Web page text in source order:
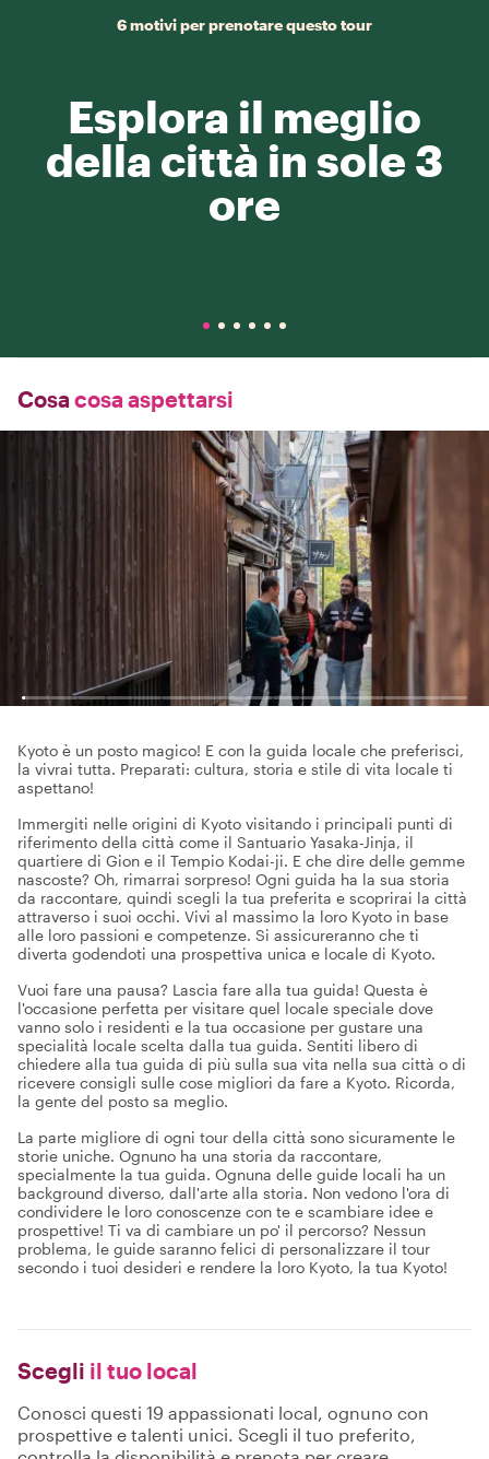
6 motivi per prenotare questo tour
Esplora il meglio
della città in sole 3
ore
Cosa cosa aspettarsi
Kyoto è un posto magico! E con la guida locale che preferisci,
la vivrai tutta. Preparati: cultura, storia e stile di vita locale ti
aspettano!
Immergiti nelle origini di Kyoto visitando i principali punti di
riferimento della città come il Santuario Yasaka-Jinja, il
quartiere di Gion e il Tempio Kodai-ji. E che dire delle gemme
nascoste? Oh, rimarrai sorpreso! Ogni guida ha la sua storia
da raccontare, quindi scegli la tua preferita e scoprirai la città
attraverso i suoi occhi. Vivi al massimo la loro Kyoto in base
alle loro passioni e competenze. Si assicureranno che ti
diverta godendoti una prospettiva unica e locale di Kyoto.
Vuoi fare una pausa? Lascia fare alla tua guida! Questa è
l'occasione perfetta per visitare quel locale speciale dove
vanno solo i residenti e la tua occasione per gustare una
specialità locale scelta dalla tua guida. Sentiti libero di
chiedere alla tua guida di più sulla sua vita nella sua città o di
ricevere consigli sulle cose migliori da fare a Kyoto. Ricorda,
la gente del posto sa meglio.
La parte migliore di ogni tour della città sono sicuramente le
storie uniche. Ognuno ha una storia da raccontare,
specialmente la tua guida. Ognuna delle guide locali ha un
background diverso, dall'arte alla storia. Non vedono l'ora di
condividere le loro conoscenze con te e scambiare idee e
prospettive! Ti va di cambiare un po' il percorso? Nessun
problema, le guide saranno felici di personalizzare il tour
secondo i tuoi desideri e rendere la loro Kyoto, la tua Kyoto!
Scegli il tuo local
Conosci questi 19 appassionati local, ognuno con
prospettive e talenti unici. Scegli il tuo preferito,